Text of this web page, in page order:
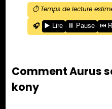
⏱️ Temps de lecture
🎧
▶️ Lire ⏸️ Pause ⏮️
Comment Aurus
kony